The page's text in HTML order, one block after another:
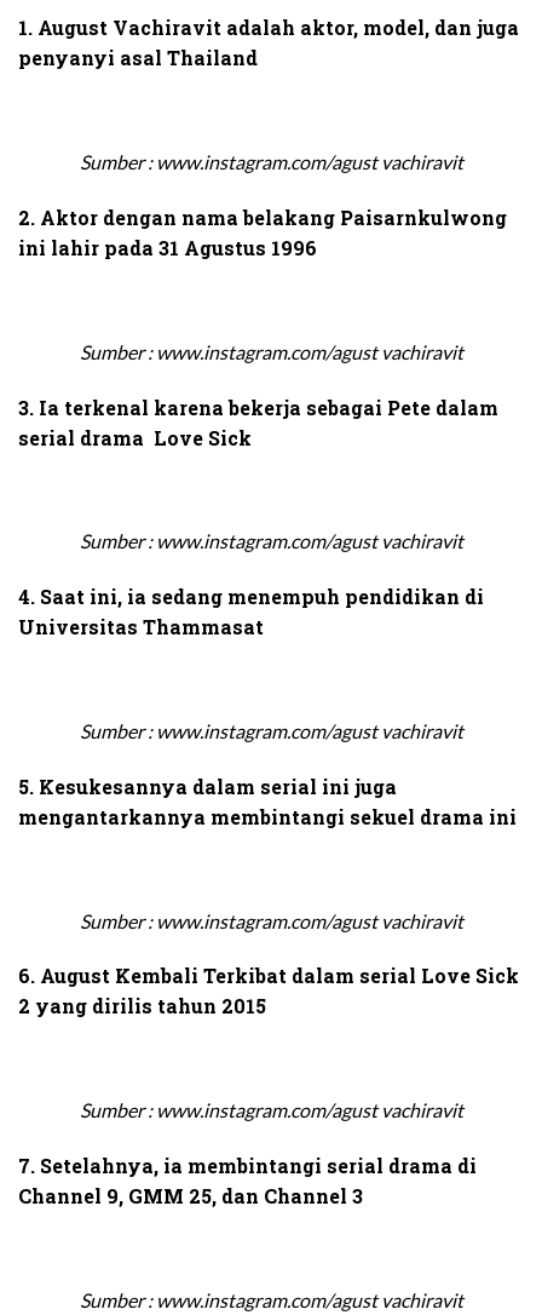
1. August Vachiravit adalah aktor, model, dan juga
penyanyi asal Thailand
Sumber : www.instagram.com/agust vachiravit
2. Aktor dengan nama belakang Paisarnkulwong
ini lahir pada 31 Agustus 1996
Sumber : www.instagram.com/agust vachiravit
3. Ia terkenal karena bekerja sebagai Pete dalam
serial drama Love Sick
Sumber : www.instagram.com/agust vachiravit
4. Saat ini, ia sedang menempuh pendidikan di
Universitas Thammasat
Sumber : www.instagram.com/agust vachiravit
5. Kesukesannya dalam serial ini juga
mengantarkannya membintangi sekuel drama ini
Sumber : www.instagram.com/agust vachiravit
6. August Kembali Terkibat dalam serial Love Sick
2 yang dirilis tahun 2015
Sumber : www.instagram.com/agust vachiravit
7. Setelahnya, ia membintangi serial drama di
Channel 9, GMM 25, dan Channel 3
Sumber : www.instagram.com/agust vachiravit